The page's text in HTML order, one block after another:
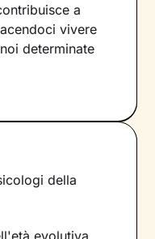
a
vivere
determinate
la
all’interno
e presenti.
consapevolezza
significati
sotto una luce
della
evolutiva